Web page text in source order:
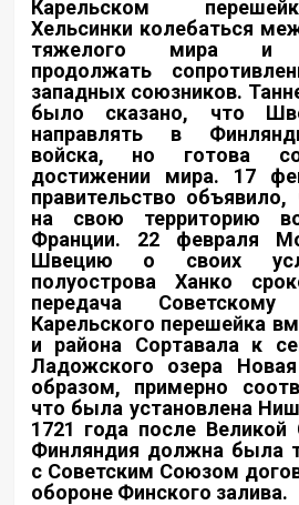
Карельском
Хельсинки колебаться
тяжелого мира и
продолжать
западных союзников.
было сказано, что
направлять в
войска, но готова
достижении мира. 17
правительство
на свою территорию
Франции. 22 февраля
Швецию о своих
полуострова Ханко
передача
Карельского перешейка
и района Сортавала к
Ладожского озера
образом, примерно
что была установлена
1721 года после Великой
Финляндия должна была
с Советским Союзом
обороне Финского залива.